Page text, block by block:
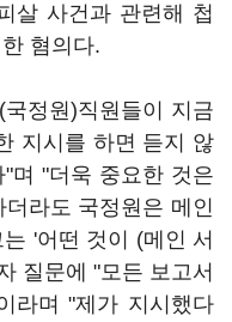
살 사건과 관련해 첩
혐의다.
정원)직원들이 지금
지시를 하면 듣지 않
며 "더욱 중요한 것은
라도 국정원은 메인
'어떤 것이 (메인 서
질문에 "모든 보고서
라며 "제가 지시했다